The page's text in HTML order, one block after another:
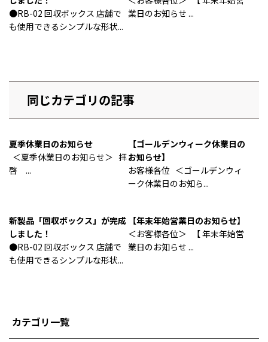
●RB-02 回収ボックス 店舗で
も使用できるシンプルな形状...
業日のお知らせ ...
同じカテゴリの記事
夏季休業日のお知らせ
＜夏季休業日のお知らせ＞ 拝
啓 ...
【ゴールデンウィーク休業日の
お知らせ】
お客様各位 ＜ゴールデンウィ
ーク休業日のお知ら...
新製品「回収ボックス」が完成
しました！
●RB-02 回収ボックス 店舗で
も使用できるシンプルな形状...
【年末年始営業日のお知らせ】
＜お客様各位＞ 【 年末年始営
業日のお知らせ ...
カテゴリ一覧